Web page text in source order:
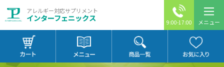
アレルギー対応サプリメント
インターフェニックス 9:00-17:00 メニュー